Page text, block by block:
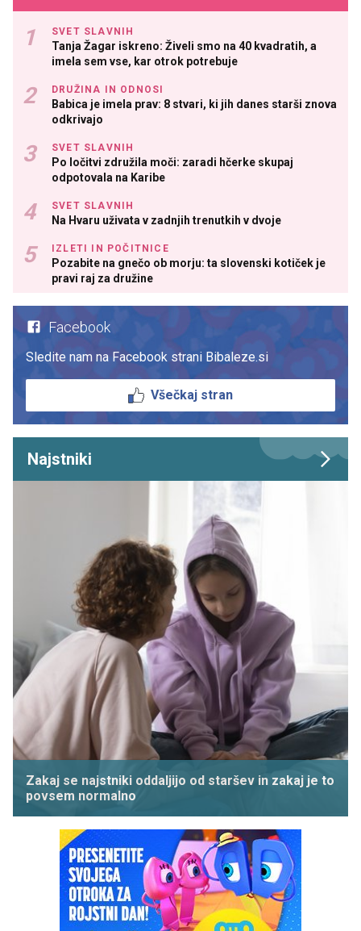
SVET SLAVNIH
Tanja Žagar iskreno: Živeli smo na 40 kvadratih, a
imela sem vse, kar otrok potrebuje
DRUŽINA IN ODNOSI
Babica je imela prav: 8 stvari, ki jih danes starši znova
odkrivajo
SVET SLAVNIH
Po ločitvi združila moči: zaradi hčerke skupaj
odpotovala na Karibe
SVET SLAVNIH
Na Hvaru uživata v zadnjih trenutkih v dvoje
IZLETI IN POČITNICE
Pozabite na gnečo ob morju: ta slovenski kotiček je
pravi raj za družine
Facebook
Sledite nam na Facebook strani Bibaleze.si
Všečkaj stran
Najstniki
Zakaj se najstniki oddaljijo od staršev in zakaj je to
povsem normalno